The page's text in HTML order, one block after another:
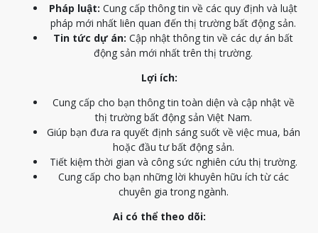
Pháp luật: Cung cấp thông tin về các quy định và luật
pháp mới nhất liên quan đến thị trường bất động sản.
Tin tức dự án: Cập nhật thông tin về các dự án bất
động sản mới nhất trên thị trường.
Lợi ích:
Cung cấp cho bạn thông tin toàn diện và cập nhật về
thị trường bất động sản Việt Nam.
Giúp bạn đưa ra quyết định sáng suốt về việc mua, bán
hoặc đầu tư bất động sản.
Tiết kiệm thời gian và công sức nghiên cứu thị trường.
Cung cấp cho bạn những lời khuyên hữu ích từ các
chuyên gia trong ngành.
Ai có thể theo dõi: